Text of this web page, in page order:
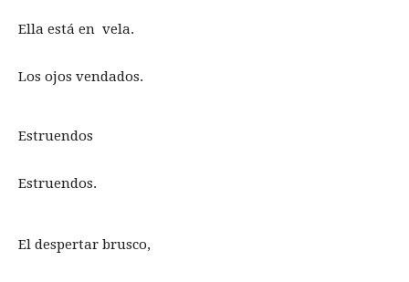
Ella está en vela.
Los ojos vendados.
Estruendos
Estruendos.
El despertar brusco,